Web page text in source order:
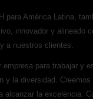
América Latina,
innovador y alineado
a nuestros clientes.
para trabajar y
la diversidad.
la excelencia.